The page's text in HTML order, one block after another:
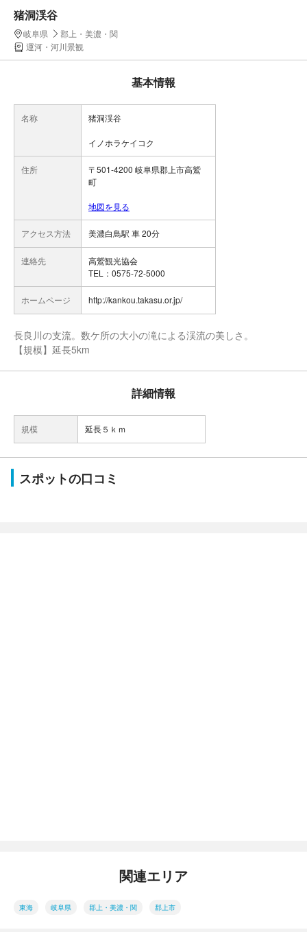
猪洞渓谷
岐阜県
郡上・美濃・関
運河・河川景観
基本情報
名称 猪洞渓谷
イノホラケイコク
住所
〒501-4200 岐阜県郡上市高鷲
町
地図を見る
アクセス方法 美濃白鳥駅 車 20分
連絡先
高鷲観光協会
TEL：0575-72-5000
ホームページ http://kankou.takasu.or.jp/
長良川の支流。数ケ所の大小の滝による渓流の美しさ。
【規模】延長5km
詳細情報
規模 延長５ｋｍ
スポットの口コミ
関連エリア
東海 岐阜県 郡上・美濃・関 郡上市